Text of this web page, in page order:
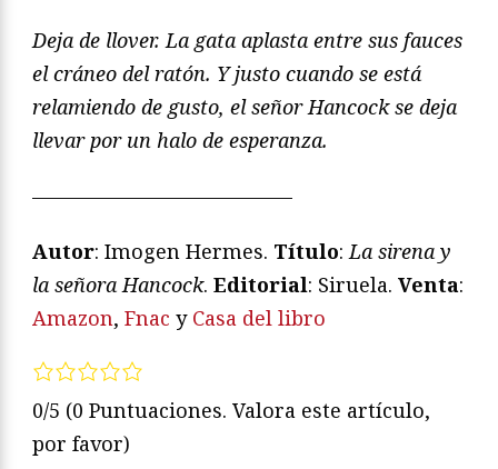
Deja de llover. La gata aplasta entre sus fauces
el cráneo del ratón. Y justo cuando se está
relamiendo de gusto, el señor Hancock se deja
llevar por un halo de esperanza.
—————————————
Autor: Imogen Hermes. Título:La sirena y
la señora Hancock. Editorial: Siruela. Venta:
Amazon, Fnac y Casa del libro
0/5 (0 Puntuaciones. Valora este artículo,
por favor)